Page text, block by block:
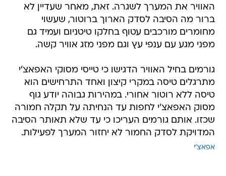
האוויר את המערך לשגרה. זאת, מאחר שעדיין לא
ברור מה הסיבה לסדק הארוך ברוטור, שעשוי
מחומרים מורכבים עטוף בחלקו טיטניום ועמיד גם
מפני מגע עם ענפי עץ וגם מפני מזג אוויר קשה.
גורמים בחיל האוויר הדגישו כי טייסי מסוקי האפאצ'י
מתרגלים טיסה במקרי קיצון ואחד התרחישים הוא
טיסה ללא רוטור אחורי. במהירות גבוהה יודע גוף
מסוק האפאצ'י לחפות עד הנחיתה על תקלה חמורה
שכזו. אותם גורמים העריכו כי עד שלא תאותר הסיבה
המדויקת לסדק החמור לא יחזור המערך לפעילות.
אפאצ'י